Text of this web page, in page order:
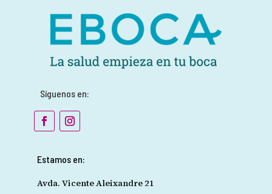
Síguenos en:
Estamos en:
Avda. Vicente Aleixandre 21